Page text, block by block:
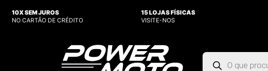
10X SEM JUROS
NO CARTÃO DE CRÉDITO
15 LOJAS FÍSICAS
VISITE-NOS
Pesquisar
produtos